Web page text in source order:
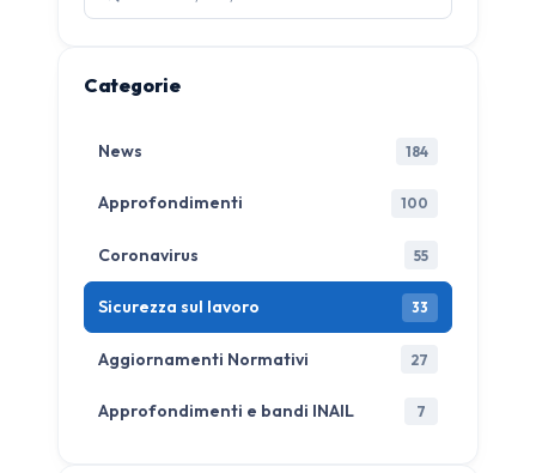
articoli:
Categorie
News 184
Approfondimenti 100
Coronavirus 55
Sicurezza sul lavoro 33
Aggiornamenti Normativi 27
Approfondimenti e bandi INAIL 7